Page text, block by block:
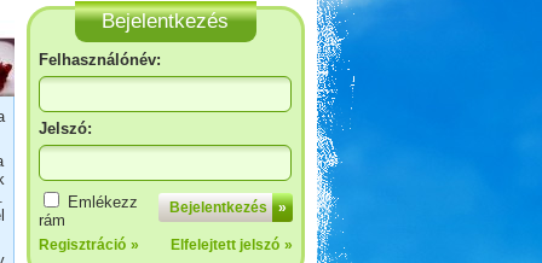
Bejelentkezés
Felhasználónév:
Jelszó:
Bejelentkezés »
Emlékezz
rám
Regisztráció » Elfelejtett jelszó »
Francia körút